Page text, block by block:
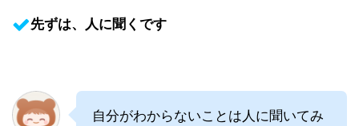
先ずは、人に聞くです
自分がわからないことは人に聞いてみ